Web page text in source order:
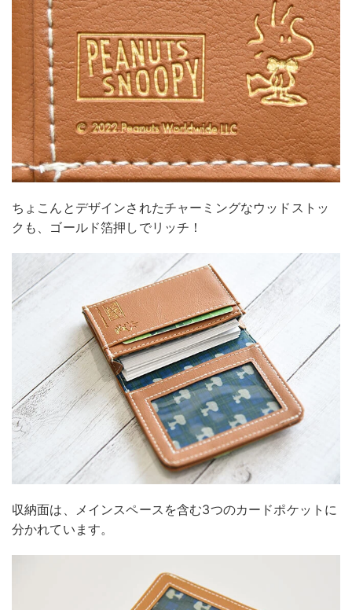
ちょこんとデザインされたチャーミングなウッドストッ
クも、ゴールド箔押しでリッチ！
収納面は、メインスペースを含む3つのカードポケットに
分かれています。